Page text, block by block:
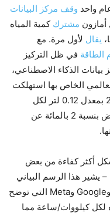
واحد وقف مركز البيانات
مشترك كمية المياه
يقال لأول مرة. مع
الطاقة في ظل التركيز
الذكاء الاصطناعي،
الخاص بها استهلكت
2.5 مليار جالون من المياه في عام 2025 بمعدل 0.12 لتر لكل
كيلووات في الساعة من الكهرباء، بانخفاض بنسبة 2 بالمائة عن
أكثر كفاءة من بعض
يشير هذا الرسم البياني
في تقرير أمازون إلى بيانات Microsoft وGoogle وMeta التي توضح
لكل كيلووات/ساعة مما